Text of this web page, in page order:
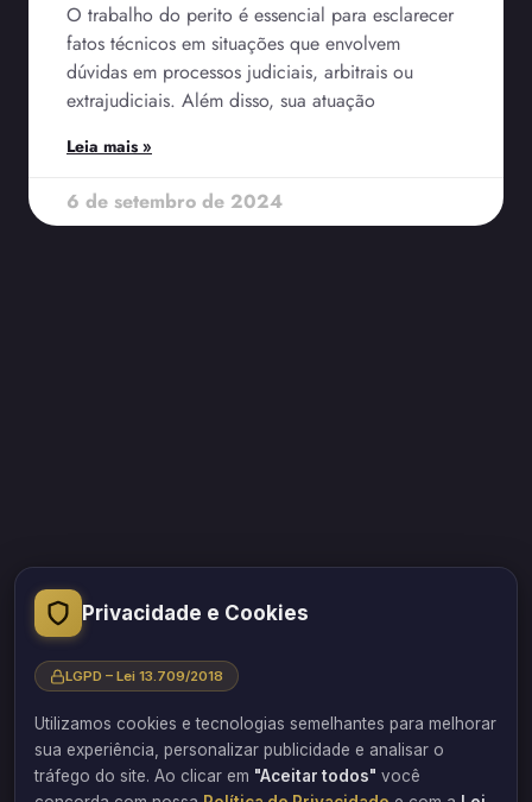
O trabalho do perito é essencial para esclarecer
fatos técnicos em situações que envolvem
dúvidas em processos judiciais, arbitrais ou
extrajudiciais. Além disso, sua atuação
Leia mais »
6 de setembro de 2024
“A educação transformou minha vida. Acredito que o
conhecimento acessível a todos pode transformar outras
Sorocaba/SP
Privacidade e Cookies
LGPD – Lei 13.709/2018
Utilizamos cookies e tecnologias semelhantes para melhorar
sua experiência, personalizar publicidade e analisar o
tráfego do site. Ao clicar em "Aceitar todos" você